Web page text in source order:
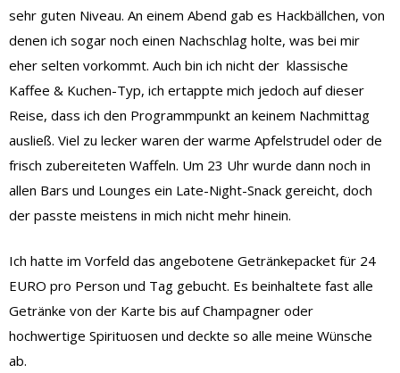
sehr guten Niveau. An einem Abend gab es Hackbällchen, von
denen ich sogar noch einen Nachschlag holte, was bei mir
eher selten vorkommt. Auch bin ich nicht der klassische
Kaffee & Kuchen-Typ, ich ertappte mich jedoch auf dieser
Reise, dass ich den Programmpunkt an keinem Nachmittag
ausließ. Viel zu lecker waren der warme Apfelstrudel oder de
frisch zubereiteten Waffeln. Um 23 Uhr wurde dann noch in
allen Bars und Lounges ein Late-Night-Snack gereicht, doch
der passte meistens in mich nicht mehr hinein.
Ich hatte im Vorfeld das angebotene Getränkepacket für 24
EURO pro Person und Tag gebucht. Es beinhaltete fast alle
Getränke von der Karte bis auf Champagner oder
hochwertige Spirituosen und deckte so alle meine Wünsche
ab.